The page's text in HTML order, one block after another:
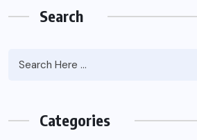
Search
Categories